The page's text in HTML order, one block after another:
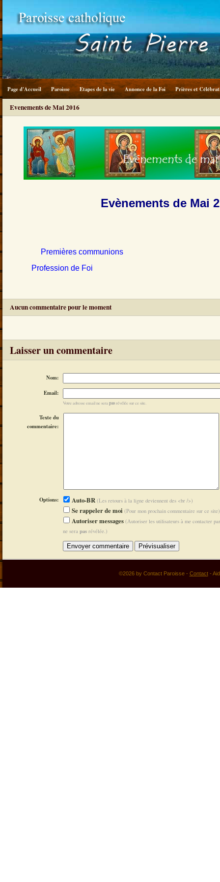
Page d'Accueil Paroisse Etapes de la vie Annonce de la Foi Prières et
Evenements de Mai 2016
Evènements de Mai
Premières communions
Profession de Foi
Aucun commentaire pour le moment
Laisser un commentaire
Nom:
Email:
Votre adresse email ne serapasrévélée sur ce site.
Texte du
commentaire:
Options: Auto-BR (Les retours à la ligne deviennent des <br />)
Se rappeler de moi (Pour mon prochain commentaire sur ce site)
Autoriser messages (Autoriser les utilisateurs à me contacter
ne sera pas révélée.)
©2026 by Contact Paroisse - Contact-